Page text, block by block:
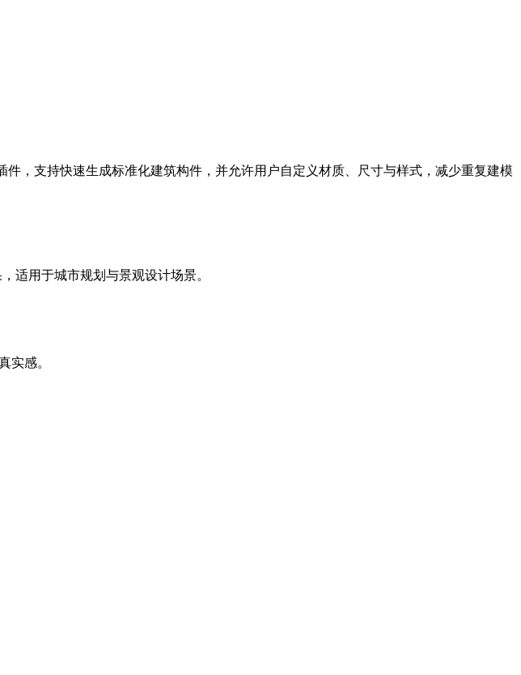
持快速生成标准化建筑构件，并允许用户自定义材质、尺寸与样式，减少重复建模
用于城市规划与景观设计场景。
。